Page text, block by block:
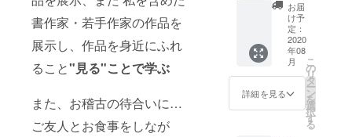
書作家・若手作家の作品を
展示し、作品を身近にふれ
ること"見る"ことで学ぶ
また、お稽古の待合いに…
ご友人とお食事をしなが
書きで
書いた
ミニ掛
け軸を
製作。
11㎝×約
４㎝
空間に
もマッ
チしま
す。 通
常は、
無地の
ミニ掛
け軸の
用スタ
ンド、
ミニ畳
のセッ
トで
す。
ミニ掛
軸を、
セット
定価
2500円
と 感謝
の気持
ちを手
紙でお
届け
（送料
お届
け予
定：
2020
年08
月
詳細を見る
こ
の
リ
タ
ー
ン
を
選
択
す
る